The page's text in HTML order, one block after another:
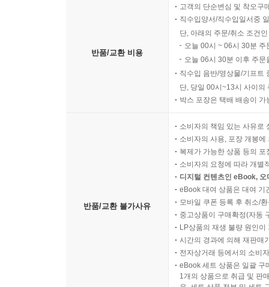
반품/교환 비용
고객의 단순변심 및 착오구
직수입양서/직수입일서중
단, 아래의 주문/취소 조건
오늘 00시 ~ 06시 30분
오늘 06시 30분 이후 주
직수입 음반/영상물/기프트
단, 당일 00시~13시 사이의
박스 포장은 택배 배송이
반품/교환 불가사유
소비자의 책임 있는 사유로
소비자의 사용, 포장 개봉
복제가 가능한 상품 등의
소비자의 요청에 따라 개별
디지털 컨텐츠인 eBook,
eBook 대여 상품은 대여 기
모바일 쿠폰 등록 후 취소/
중고상품이 구매확정(자동
LP상품의 재생 불량 원인
시간의 경과에 의해 재판매
전자상거래 등에서의 소비
eBook 세트 상품은 일괄 구
1개의 상품으로 취급 및 판